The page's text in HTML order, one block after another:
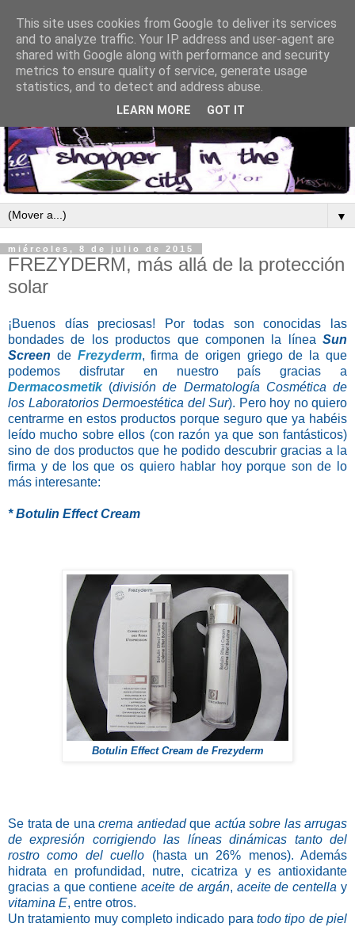
▼
miércoles, 8 de julio de 2015
FREZYDERM, más allá de la protección
solar
¡Buenos días preciosas! Por todas son conocidas las
bondades de los productos que componen la línea Sun
Screen de Frezyderm, firma de origen griego de la que
podemos disfrutar en nuestro país gracias a
Dermacosmetik(división de Dermatología Cosmética de
los Laboratorios Dermoestética del Sur). Pero hoy no quiero
centrarme en estos productos porque seguro que ya habéis
leído mucho sobre ellos (con razón ya que son fantásticos)
sino de dos productos que he podido descubrir gracias a la
firma y de los que os quiero hablar hoy porque son de lo
más interesante:
* Botulin Effect Cream
Botulin Effect Cream de Frezyderm
Se trata de una crema antiedadque actúa sobre las arrugas
de expresión corrigiendo las líneas dinámicas tanto del
rostro como del cuello (hasta un 26% menos). Además
hidrata en profundidad, nutre, cicatriza y es antioxidante
gracias a que contieneaceite de argán, aceite de centella y
vitamina E, entre otros.
Un tratamiento muy completo indicado para todo tipo de piel
This site uses cookies from Google to deliver its services
and to analyze traffic. Your IP address and user-agent are
shared with Google along with performance and security
metrics to ensure quality of service, generate usage
statistics, and to detect and address abuse.
LEARN MORE GOT IT